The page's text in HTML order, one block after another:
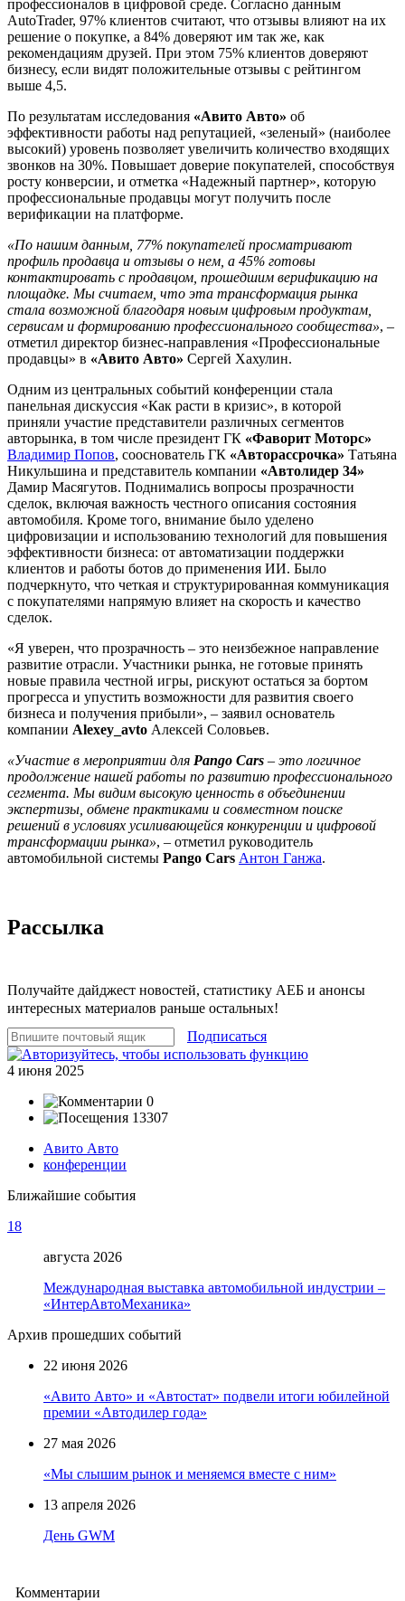
профессионалов в цифровой среде. Согласно данным
AutoTrader, 97% клиентов считают, что отзывы влияют на их
решение о покупке, а 84% доверяют им так же, как
рекомендациям друзей. При этом 75% клиентов доверяют
бизнесу, если видят положительные отзывы с рейтингом
выше 4,5.
По результатам исследования «Авито Авто» об
эффективности работы над репутацией, «зеленый» (наиболее
высокий) уровень позволяет увеличить количество входящих
звонков на 30%. Повышает доверие покупателей, способствуя
росту конверсии, и отметка «Надежный партнер», которую
профессиональные продавцы могут получить после
верификации на платформе.
«По нашим данным, 77% покупателей просматривают
профиль продавца и отзывы о нем, а 45% готовы
контактировать с продавцом, прошедшим верификацию на
площадке. Мы считаем, что эта трансформация рынка
стала возможной благодаря новым цифровым продуктам,
сервисам и формированию профессионального сообщества», –
отметил директор бизнес-направления «Профессиональные
продавцы» в «Авито Авто» Сергей Хахулин.
Одним из центральных событий конференции стала
панельная дискуссия «Как расти в кризис», в которой
приняли участие представители различных сегментов
авторынка, в том числе президент ГК «Фаворит Моторс»
Владимир Попов, сооснователь ГК «Авторассрочка» Татьяна
Никульшина и представитель компании «Автолидер 34»
Дамир Масягутов. Поднимались вопросы прозрачности
сделок, включая важность честного описания состояния
автомобиля. Кроме того, внимание было уделено
цифровизации и использованию технологий для повышения
эффективности бизнеса: от автоматизации поддержки
клиентов и работы ботов до применения ИИ. Было
подчеркнуто, что четкая и структурированная коммуникация
с покупателями напрямую влияет на скорость и качество
сделок.
«Я уверен, что прозрачность – это неизбежное направление
развитие отрасли. Участники рынка, не готовые принять
новые правила честной игры, рискуют остаться за бортом
прогресса и упустить возможности для развития своего
бизнеса и получения прибыли», – заявил основатель
компании Alexey_avto Алексей Соловьев.
«Участие в мероприятии для Pango Cars – это логичное
продолжение нашей работы по развитию профессионального
сегмента. Мы видим высокую ценность в объединении
экспертизы, обмене практиками и совместном поиске
решений в условиях усиливающейся конкуренции и цифровой
трансформации рынка», – отметил руководитель
автомобильной системы Pango Cars Антон Ганжа.
Рассылка
Получайте дайджест новостей, статистику АЕБ и анонсы
интересных материалов раньше остальных!
Подписаться
4 июня 2025
0
13307
Авито Авто
конференции
Ближайшие события
18
августа 2026
Международная выставка автомобильной индустрии –
«ИнтерАвтоМеханика»
Архив прошедших событий
22 июня 2026
«Авито Авто» и «Автостат» подвели итоги юбилейной
премии «Автодилер года»
27 мая 2026
«Мы слышим рынок и меняемся вместе с ним»
13 апреля 2026
День GWM
Комментарии